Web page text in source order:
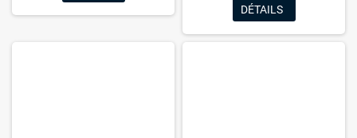
DÉTAILS